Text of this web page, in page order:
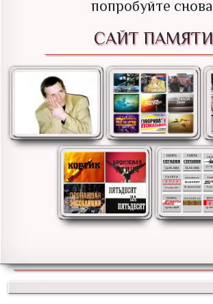
попробуйте
САЙТ ПАМЯТИ